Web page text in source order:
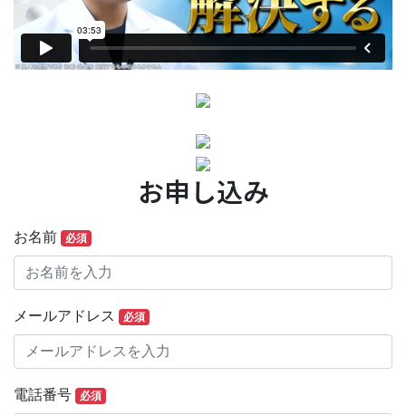
お申し込み
お名前 必須
メールアドレス 必須
電話番号 必須